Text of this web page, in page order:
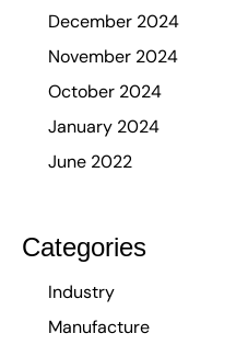
December 2024
November 2024
October 2024
January 2024
June 2022
Categories
Industry
Manufacture